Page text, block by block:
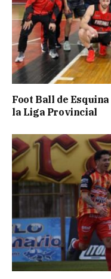
Foot Ball de
la Liga Provincial